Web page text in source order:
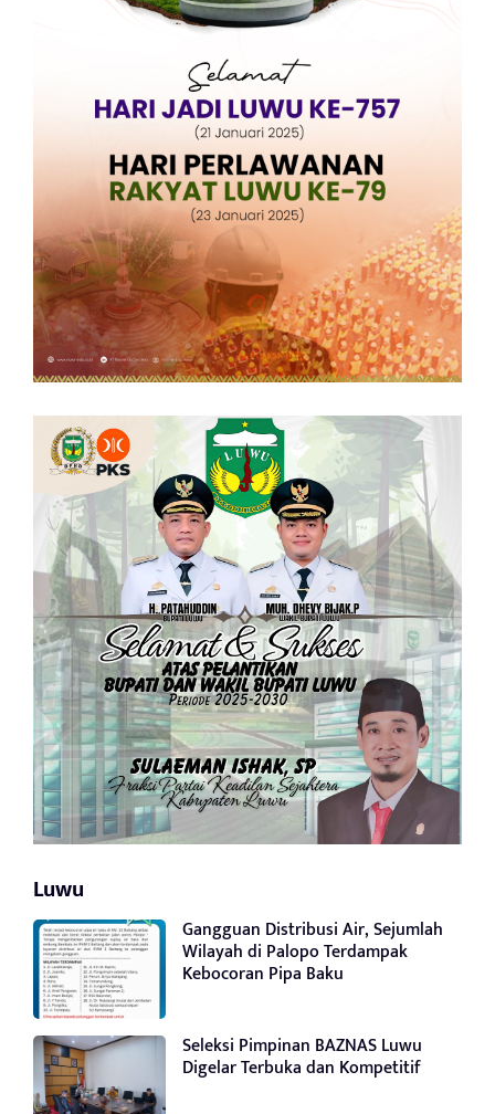
Luwu
Gangguan Distribusi Air, Sejumlah
Wilayah di Palopo Terdampak
Kebocoran Pipa Baku
Seleksi Pimpinan BAZNAS Luwu
Digelar Terbuka dan Kompetitif